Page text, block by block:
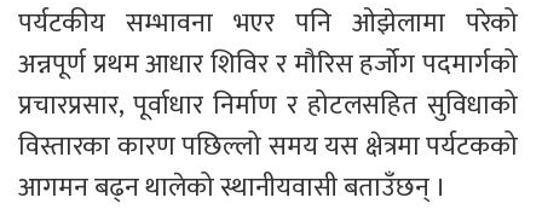
पर्यटकीय सम्भावना भएर पनि ओझेलामा परेको
अन्नपूर्ण प्रथम आधार शिविर र मौरिस हर्जोग पदमार्गको
प्रचारप्रसार, पूर्वाधार निर्माण र होटलसहित सुविधाको
विस्तारका कारण पछिल्लो समय यस क्षेत्रमा पर्यटकको
आगमन बढ्न थालेको स्थानीयवासी बताउँछन् ।